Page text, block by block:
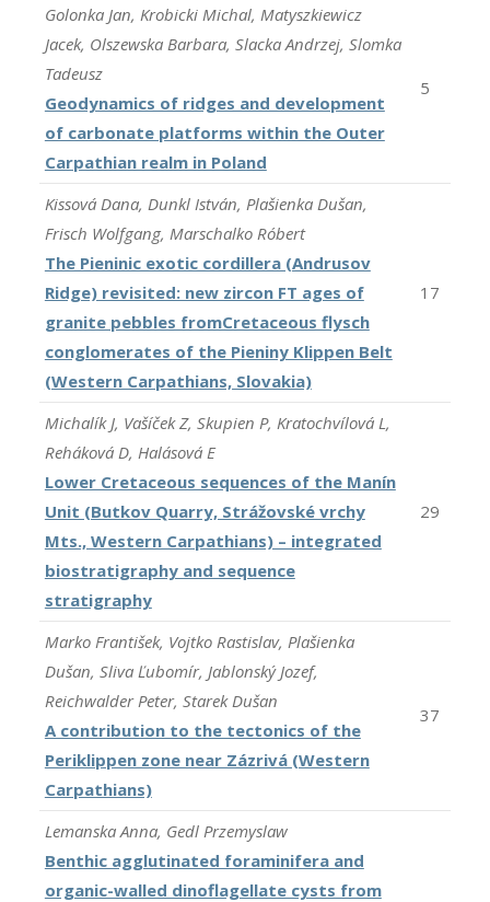
Golonka Jan, Krobicki Michal, Matyszkiewicz
Jacek, Olszewska Barbara, Slacka Andrzej, Slomka
Tadeusz
Geodynamics of ridges and development
of carbonate platforms within the Outer
Carpathian realm in Poland
5
Kissová Dana, Dunkl István, Plašienka Dušan,
Frisch Wolfgang, Marschalko Róbert
The Pieninic exotic cordillera (Andrusov
Ridge) revisited: new zircon FT ages of
granite pebbles fromCretaceous flysch
conglomerates of the Pieniny Klippen Belt
(Western Carpathians, Slovakia)
17
Michalík J, Vašíček Z, Skupien P, Kratochvílová L,
Reháková D, Halásová E
Lower Cretaceous sequences of the Manín
Unit (Butkov Quarry, Strážovské vrchy
Mts., Western Carpathians) – integrated
biostratigraphy and sequence
stratigraphy
29
Marko František, Vojtko Rastislav, Plašienka
Dušan, Sliva Ľubomír, Jablonský Jozef,
Reichwalder Peter, Starek Dušan
A contribution to the tectonics of the
Periklippen zone near Zázrivá (Western
Carpathians)
37
Lemanska Anna, Gedl Przemyslaw
Benthic agglutinated foraminifera and
organic-walled dinoflagellate cysts from